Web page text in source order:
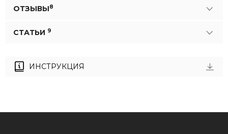
ОТЗЫВЫ8
СТАТЬИ 9
ИНСТРУКЦИЯ